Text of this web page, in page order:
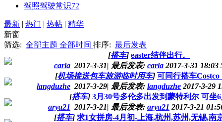
驾照驾驶常识72
最新 | 热门 | 热帖 | 精华
新窗
筛选: 全部主题 全部时间 排序: 最后发表
[搭车] easter结伴出行。
carla 2017-3-31| 最后发表: carla 2017-3-31 18:03
[机场接送包车旅游临时用车] 可同行搭车Costco
langduzhe 2017-3-29| 最后发表: langduzhe 2017-3-29
[搭车] 3月30号多伦多出发到蒙特利尔 可坐
arya21 2017-3-21| 最后发表: arya21 2017-3-21
[搭车] 求1女拼房-4月初-上海,杭州,苏州,无锡,南